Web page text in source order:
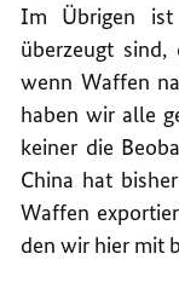
Im Übrigen
überzeugt
wenn Waffen
haben wir alle
keiner die
China hat
Waffen
den wir hier mit